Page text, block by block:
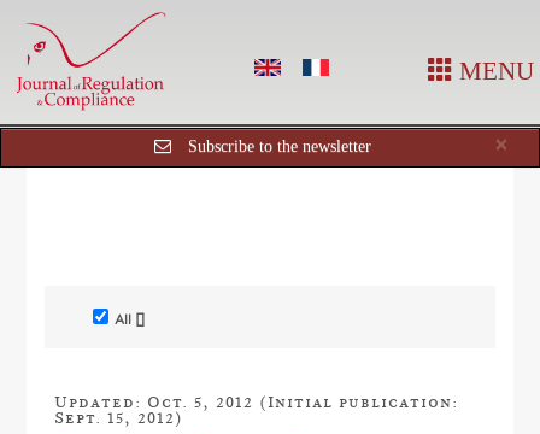
MENU
×
Subscribe to the newsletter
All []
Updated: Oct. 5, 2012 (Initial publication:
Sept. 15, 2012)